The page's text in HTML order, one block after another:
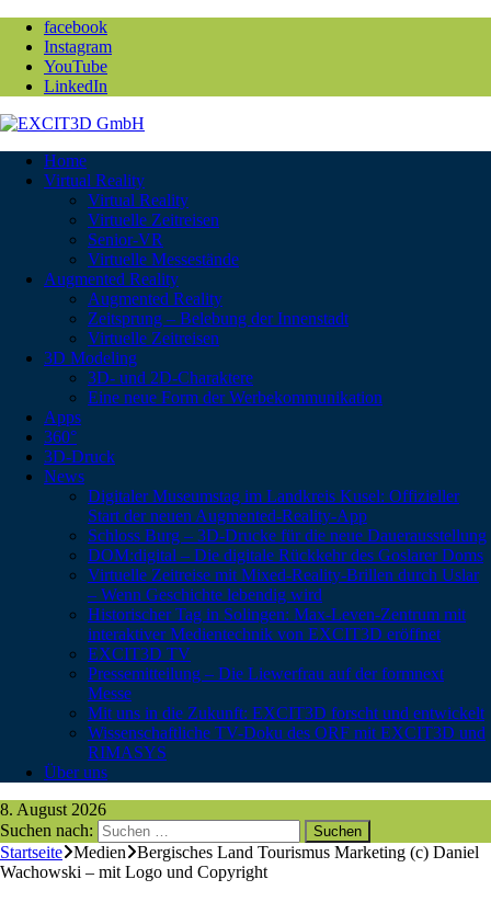
facebook
Instagram
YouTube
LinkedIn
Home
Virtual Reality
Virtual Reality
Virtuelle Zeitreisen
Senior-VR
Virtuelle Messestände
Augmented Reality
Augmented Reality
Zeitsprung – Belebung der Innenstadt
Virtuelle Zeitreisen
3D Modeling
3D- und 2D-Charaktere
Eine neue Form der Werbekommunikation
Apps
360°
3D-Druck
News
Digitaler Museumstag im Landkreis Kusel: Offizieller
Start der neuen Augmented-Reality-App
Schloss Burg – 3D-Drucke für die neue Dauerausstellung
DOM:digital – Die digitale Rückkehr des Goslarer Doms
Virtuelle Zeitreise mit Mixed-Reality-Brillen durch Uslar
– Wenn Geschichte lebendig wird
Historischer Tag in Solingen: Max-Leven-Zentrum mit
interaktiver Medientechnik von EXCIT3D eröffnet
EXCIT3D TV
Pressemitteilung – Die Liewerfrau auf der formnext
Messe
Mit uns in die Zukunft: EXCIT3D forscht und entwickelt
Wissenschaftliche TV-Doku des ORF mit EXCIT3D und
RIMASYS
Über uns
8. August 2026
Suchen nach:
Startseite Medien
Bergisches Land Tourismus Marketing (c) Daniel
Wachowski – mit Logo und Copyright